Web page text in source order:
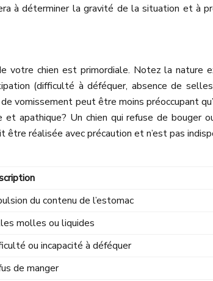
à déterminer la gravité de la situation et à
votre chien est primordiale. Notez la nature
(difficulté à déféquer, absence de
vomissement peut être moins préoccupant
apathique? Un chien qui refuse de
réalisée avec précaution et n’est pas
du contenu de l’estomac
molles ou liquides
ou incapacité à déféquer
de manger